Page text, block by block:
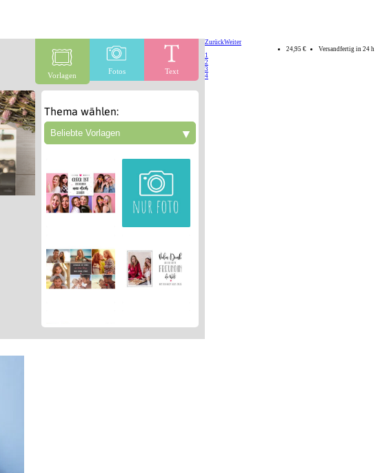
24,95 € Versandfertig in 24 h
Vorlagen Fotos Text
Thema wählen:
▼
ZurückWeiter
1
2
3
4